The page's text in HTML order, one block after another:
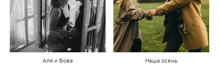
Аля и Вова Наша осень